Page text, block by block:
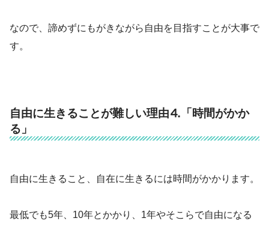
なので、諦めずにもがきながら自由を目指すことが大事で
す。
自由に生きることが難しい理由⒋「時間がかか
る」
自由に生きること、自在に生きるには時間がかかります。
最低でも5年、10年とかかり、1年やそこらで自由になる